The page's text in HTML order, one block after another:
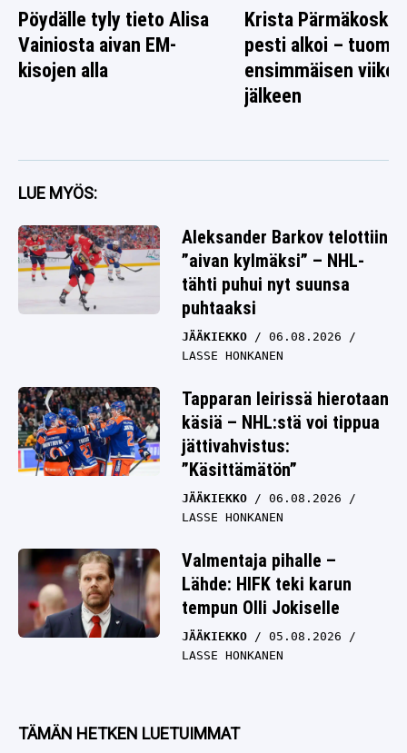
Pöydälle tyly tieto Alisa
Vainiosta aivan EM-
kisojen alla
Krista
pesti alkoi –
ensimmäisen viikon
jälkeen
LUE MYÖS:
Aleksander Barkov telottiin
”aivan kylmäksi” – NHL-
tähti puhui nyt suunsa
puhtaaksi
JÄÄKIEKKO
06.08.2026
LASSE HONKANEN
Tapparan leirissä hierotaan
käsiä – NHL:stä voi tippua
jättivahvistus:
”Käsittämätön”
JÄÄKIEKKO
06.08.2026
LASSE HONKANEN
Valmentaja pihalle –
Lähde: HIFK teki karun
tempun Olli Jokiselle
JÄÄKIEKKO
05.08.2026
LASSE HONKANEN
TÄMÄN HETKEN LUETUIMMAT